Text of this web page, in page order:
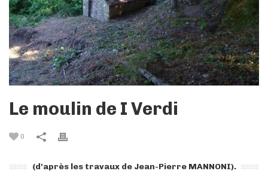
Le moulin de I Verdi
0
(d'après les travaux de Jean-Pierre MANNONI).